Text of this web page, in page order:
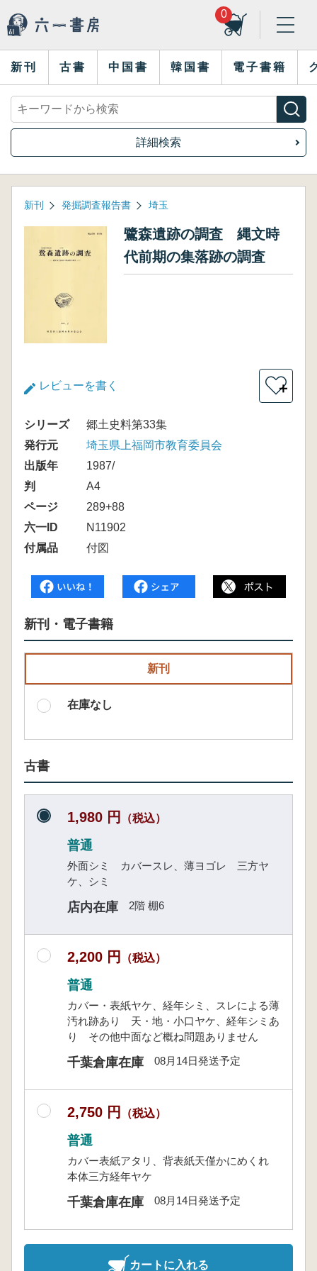
0
新刊 古書 中国書 韓国書 電子書籍
詳細検索
新刊 発掘調査報告書 埼玉
鷺森遺跡の調査 縄文時
代前期の集落跡の調査
レビューを書く ＋
シリーズ
郷土史料第33集
発行元
埼玉県上福岡市教育委員会
出版年
1987/
判
A4
ページ
289+88
六一ID
N11902
付属品
付図
新刊・電子書籍
新刊
在庫なし
古書
1,980 円 （税込）
普通
外面シミ カバースレ、薄ヨゴレ 三方ヤ
ケ、シミ
店内在庫 2階 棚6
2,200 円 （税込）
普通
カバー・表紙ヤケ、経年シミ、スレによる薄
汚れ跡あり 天・地・小口ヤケ、経年シミあ
り その他中面など概ね問題ありません
千葉倉庫在庫 08月14日発送予定
2,750 円 （税込）
普通
カバー表紙アタリ、背表紙天僅かにめくれ
本体三方経年ヤケ
千葉倉庫在庫 08月14日発送予定
カートに入れる